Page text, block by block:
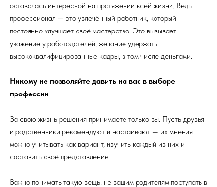
оставалась интересной на протяжении всей жизни. Ведь
профессионал — это увлечённый работник, который
постоянно улучшает своё мастерство. Это вызывает
уважение у работодателей, желание удержать
высококвалифицированные кадры, в том числе деньгами.
Никому не позволяйте давить на вас в выборе
профессии
За свою жизнь решения принимаете только вы. Пусть друзья
и родственники рекомендуют и настаивают — их мнения
можно учитывать как вариант, изучить каждый из них и
составить своё представление.
Важно понимать такую вещь: не вашим родителям поступать в